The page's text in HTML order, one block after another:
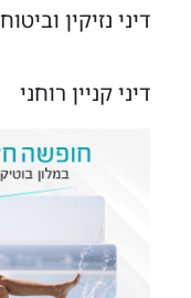
דיני נזיקין וביטוח
דיני קניין רוחני